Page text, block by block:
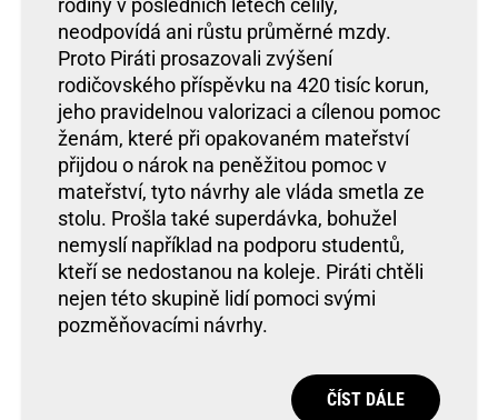
rodiny v posledních letech čelily,
neodpovídá ani růstu průměrné mzdy.
Proto Piráti prosazovali zvýšení
rodičovského příspěvku na 420 tisíc korun,
jeho pravidelnou valorizaci a cílenou pomoc
ženám, které při opakovaném mateřství
přijdou o nárok na peněžitou pomoc v
mateřství, tyto návrhy ale vláda smetla ze
stolu. Prošla také superdávka, bohužel
nemyslí například na podporu studentů,
kteří se nedostanou na koleje. Piráti chtěli
nejen této skupině lidí pomoci svými
pozměňovacími návrhy.
ČÍST DÁLE